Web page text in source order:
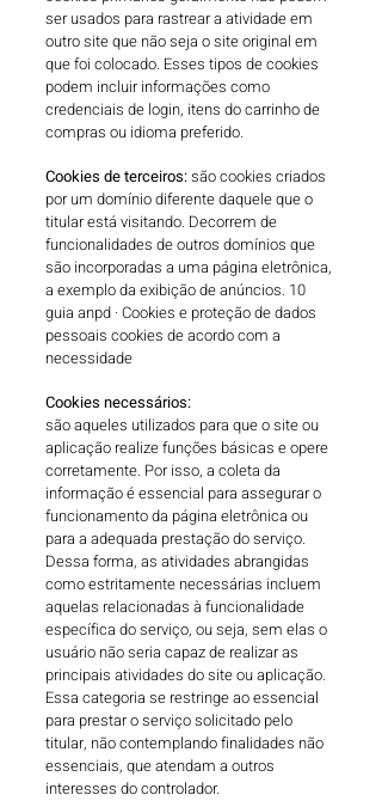
ser usados para rastrear a atividade em
outro site que não seja o site original em
que foi colocado. Esses tipos de cookies
podem incluir informações como
credenciais de login, itens do carrinho de
compras ou idioma preferido.
Cookies de terceiros:são cookies criados
por um domínio diferente daquele que o
titular está visitando. Decorrem de
funcionalidades de outros domínios que
são incorporadas a uma página eletrônica,
a exemplo da exibição de anúncios. 10
guia anpd · Cookies e proteção de dados
pessoais cookies de acordo com a
necessidade
Cookies necessários:
são aqueles utilizados para que o site ou
aplicação realize funções básicas e opere
corretamente. Por isso, a coleta da
informação é essencial para assegurar o
funcionamento da página eletrônica ou
para a adequada prestação do serviço.
Dessa forma, as atividades abrangidas
como estritamente necessárias incluem
aquelas relacionadas à funcionalidade
específica do serviço, ou seja, sem elas o
usuário não seria capaz de realizar as
principais atividades do site ou aplicação.
Essa categoria se restringe ao essencial
para prestar o serviço solicitado pelo
titular, não contemplando finalidades não
essenciais, que atendam a outros
interesses do controlador.